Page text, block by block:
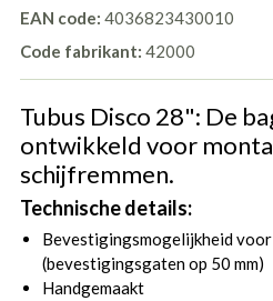
EAN code: 4036823430010
Code fabrikant: 42000
Tubus Disco 28": De
ontwikkeld voor
schijfremmen.
Technische details:
Bevestigingsmogelijkheid
(bevestigingsgaten op 50 mm)
Handgemaakt